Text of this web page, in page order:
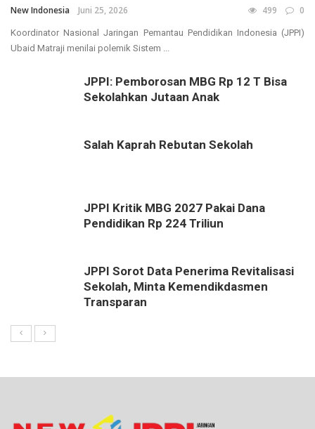
New Indonesia Juni 25, 2026 499 0
Koordinator Nasional Jaringan Pemantau Pendidikan Indonesia (JPPI)
Ubaid Matraji menilai polemik Sistem ...
JPPI: Pemborosan MBG Rp 12 T Bisa
Sekolahkan Jutaan Anak
Salah Kaprah Rebutan Sekolah
JPPI Kritik MBG 2027 Pakai Dana
Pendidikan Rp 224 Triliun
JPPI Sorot Data Penerima Revitalisasi
Sekolah, Minta Kemendikdasmen
Transparan